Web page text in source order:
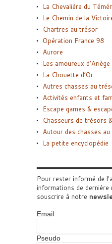
La Chevalière du
Le Chemin de la
Chartres au trésor
Opération France 98
Aurore
Les amoureux d’Ariège
La Chouette d’Or
Autres chasses au
Activités enfants et
Escape games &
Chasseurs de trésors
Autour des chasses
La petite encyclopédie
Pour rester informé de
informations de dernière
souscrire à notre
Email
Pseudo